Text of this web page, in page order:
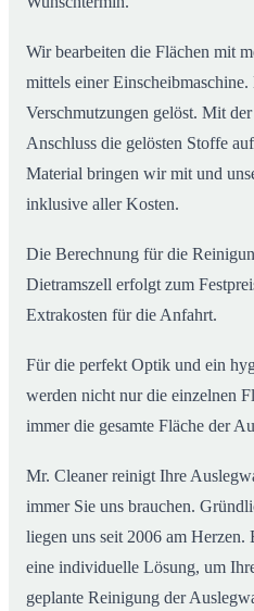
Wir bearbeiten die Flächen mit
mittels einer
Verschmutzungen gelöst. Mit
Anschluss die gelösten Stoffe
Material bringen wir mit und
inklusive aller Kosten.
Die Berechnung für die
Dietramszell erfolgt zum
Extrakosten für die Anfahrt.
Für die perfekt Optik und ein
werden nicht nur die einzelnen
immer die gesamte Fläche der
Mr. Cleaner reinigt Ihre
immer Sie uns brauchen.
liegen uns seit 2006 am Herzen.
eine individuelle Lösung, um
geplante Reinigung der